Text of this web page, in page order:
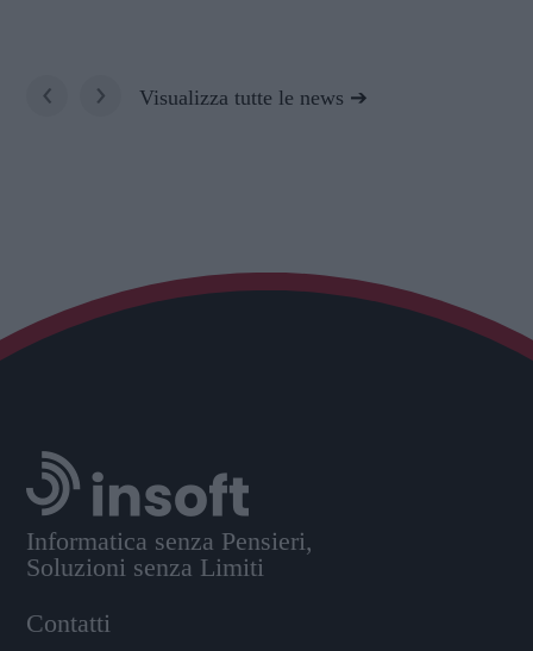
‹ › Visualizza tutte le news
Informatica senza Pensieri,
Soluzioni senza Limiti
Contatti